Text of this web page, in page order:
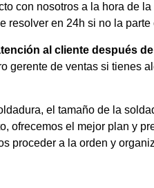
con nosotros a la hora de
resolver en 24h si no la parte
al cliente después
gerente de ventas si tienes
el tamaño de la
ofrecemos el mejor plan y
proceder a la orden y